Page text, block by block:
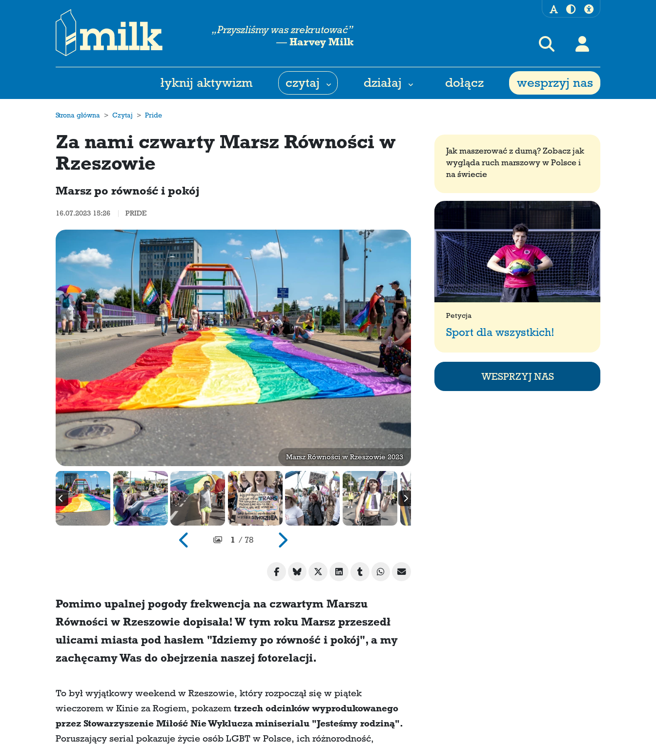
„Przyszliśmy was zrekrutować”
— Harvey Milk
łyknij aktywizm czytaj działaj dołącz wesprzyj nas
Strona główna Czytaj Pride
Za nami czwarty Marsz Równości w
Rzeszowie
Marsz po równość i pokój
16.07.2023 15:26 PRIDE
Marsz Równości w Rzeszowie 2023
1 / 78
Pomimo upalnej pogody frekwencja na czwartym Marszu
Równości w Rzeszowie dopisała! W tym roku Marsz przeszedł
ulicami miasta pod hasłem "Idziemy po równość i pokój", a my
zachęcamy Was do obejrzenia naszej fotorelacji.
To był wyjątkowy weekend w Rzeszowie, który rozpoczął się w piątek
wieczorem w Kinie za Rogiem, pokazem trzech odcinków wyprodukowanego
przez Stowarzyszenie Miłość Nie Wyklucza miniserialu "Jesteśmy rodziną".
Poruszający serial pokazuje życie osób LGBT w Polsce, ich różnorodność,
Jak maszerować z dumą? Zobacz jak
wygląda ruch marszowy w Polsce i
na świecie
Petycja
Sport dla wszystkich!
WESPRZYJ NAS